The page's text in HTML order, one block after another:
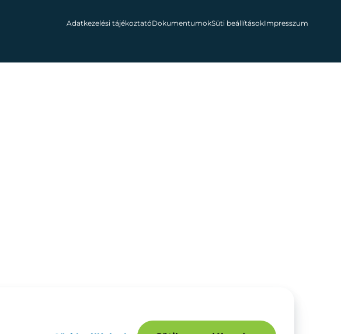
Adatkezelési tájékoztatóDokumentumokSüti beállításokImpresszum